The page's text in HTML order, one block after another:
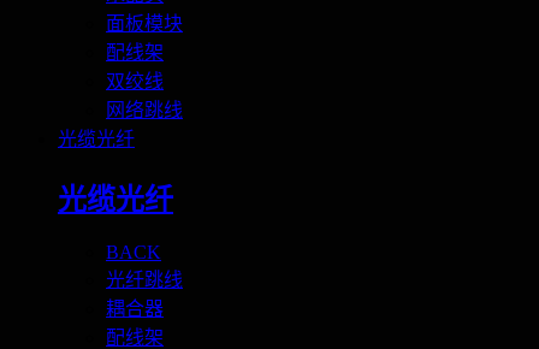
面板模块
配线架
双绞线
网络跳线
光缆光纤
光缆光纤
BACK
光纤跳线
耦合器
配线架